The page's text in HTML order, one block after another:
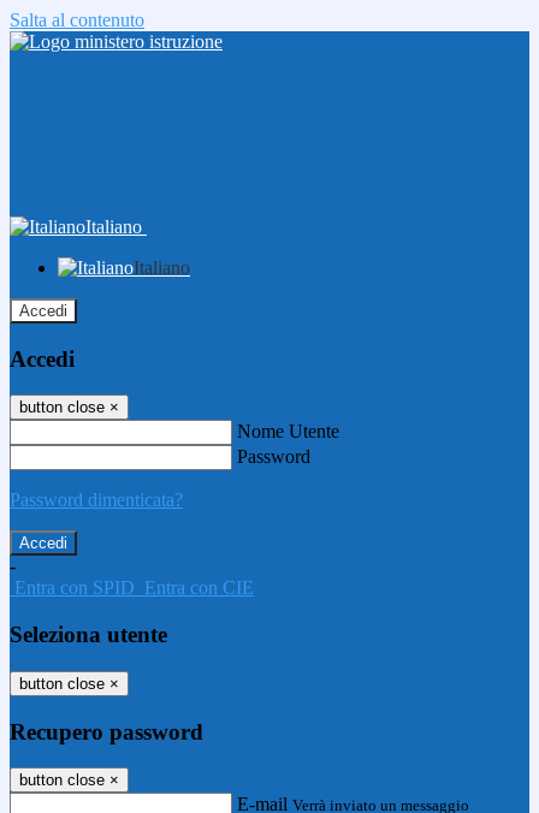
Salta al contenuto
Italiano
Italiano
Accedi
Accedi
button close ×
Nome Utente
Password
Password dimenticata?
-
Entra con SPID Entra con CIE
Seleziona utente
button close ×
Recupero password
button close ×
E-mail Verrà inviato un messaggio